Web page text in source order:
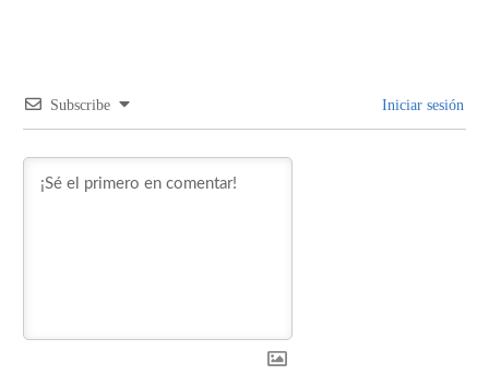
Subscribe Iniciar sesión